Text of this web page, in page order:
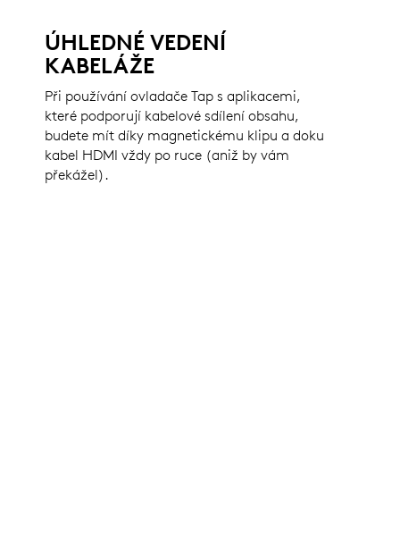
ÚHLEDNÉ VEDENÍ
KABELÁŽE
Při používání ovladače Tap s aplikacemi,
které podporují kabelové sdílení obsahu,
budete mít díky magnetickému klipu a doku
kabel HDMI vždy po ruce (aniž by vám
překážel).